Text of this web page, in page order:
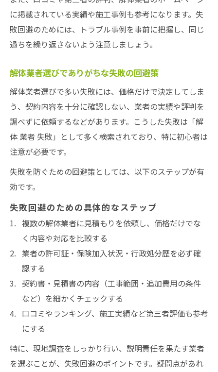
に掲載されている実績や施工事例も参考になります。失
敗回避のためには、トラブル事例を事前に把握し、同じ
過ちを繰り返さないよう注意しましょう。
解体業者選びでありがちな失敗の回避策
解体業者選びで多い失敗には、価格だけで決定してしま
う、契約内容を十分に確認しない、業者の実績や評判を
調べずに依頼するなどがあります。こうした失敗は「解
体 業者 失敗」として多く検索されており、特に初心者は
注意が必要です。
失敗を防ぐための回避策としては、以下のステップが有
効です。
失敗回避のための具体的なステップ
複数の解体業者に見積もりを依頼し、価格だけでな
く内容や対応を比較する
業者の許可証・保険加入状況・行政処分歴を必ず確
認する
契約書・見積書の内容（工事範囲・追加費用の条件
など）を細かくチェックする
口コミやランキング、施工実績など第三者評価も参考
にする
特に、現地調査をしっかり行い、説明責任を果たす業者
を選ぶことが、失敗回避のポイントです。疑問点があれ